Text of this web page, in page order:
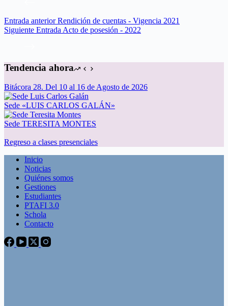
Entrada anteriorRendición de cuentas - Vigencia 2021
Siguiente Entrada Acto de posesión - 2022
Tendencia ahora
Bitácora 28. Del 10 al 16 de Agosto de 2026
Sede «LUIS CARLOS GALÁN»
Sede TERESITA MONTES
Regreso a clases presenciales
Inicio
Noticias
Quiénes somos
Gestiones
Estudiantes
PTAFI 3.0
Schola
Contacto